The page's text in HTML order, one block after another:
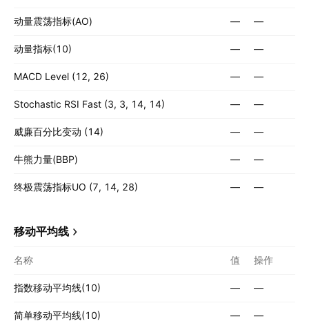
动量震荡指标(AO) — —
动量指标(10) — —
MACD Level (12, 26) — —
Stochastic RSI Fast (3, 3, 14, 14) — —
威廉百分比变动 (14) — —
牛熊力量(BBP) — —
终极震荡指标UO (7, 14, 28) — —
移动平均线
名称 值 操作
指数移动平均线(10) — —
简单移动平均线(10) — —